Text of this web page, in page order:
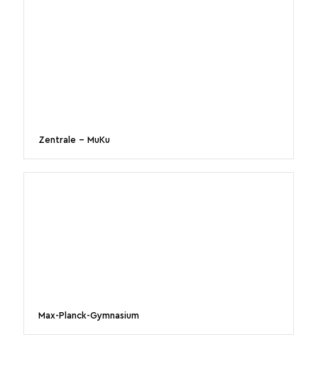
Zentrale – MuKu
Max-Planck-Gymnasium